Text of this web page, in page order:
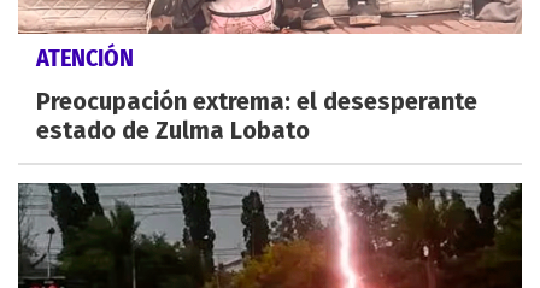
ATENCIÓN
Preocupación extrema: el desesperante
estado de Zulma Lobato